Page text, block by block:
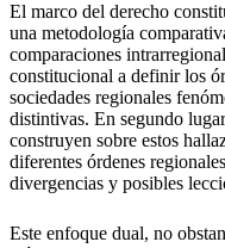
El marco del derecho
una metodología
comparaciones
constitucional a definir los
sociedades regionales
distintivas. En segundo
construyen sobre estos
diferentes órdenes
divergencias y posibles
Este enfoque dual, no